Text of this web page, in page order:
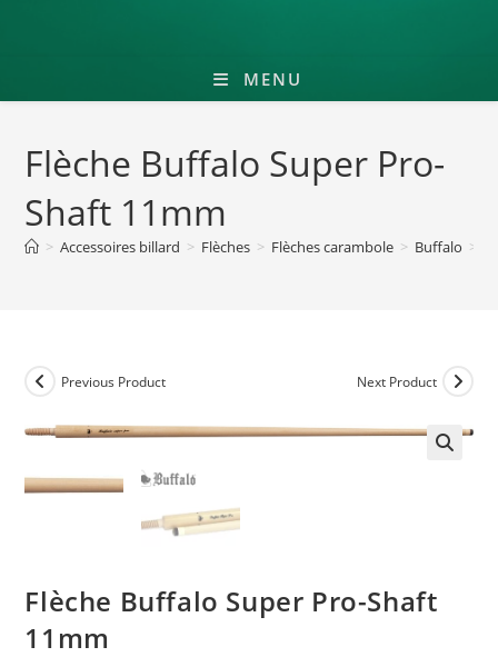
MENU
Flèche Buffalo Super Pro-
Shaft 11mm
> Accessoires billard > Flèches > Flèches carambole > Buffalo >
Previous Product Next Product
Flèche Buffalo Super Pro-Shaft
11mm